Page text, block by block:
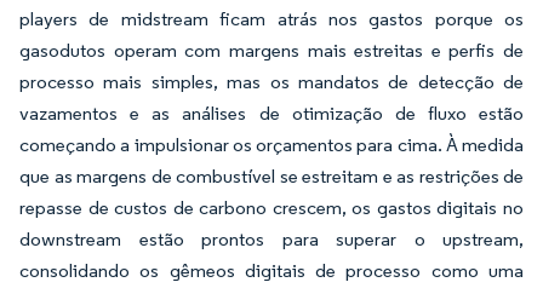
players de midstream ficam atrás nos gastos porque os
gasodutos operam com margens mais estreitas e perfis de
processo mais simples, mas os mandatos de detecção de
vazamentos e as análises de otimização de fluxo estão
começando a impulsionar os orçamentos para cima. À medida
que as margens de combustível se estreitam e as restrições de
repasse de custos de carbono crescem, os gastos digitais no
downstream estão prontos para superar o upstream,
consolidando os gêmeos digitais de processo como uma